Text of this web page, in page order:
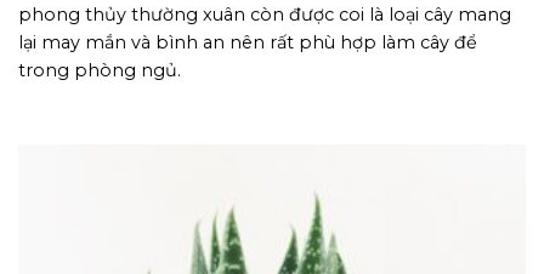
phong thủy thường xuân còn được coi là loại cây mang
lại may mắn và bình an nên rất phù hợp làm cây để
trong phòng ngủ.